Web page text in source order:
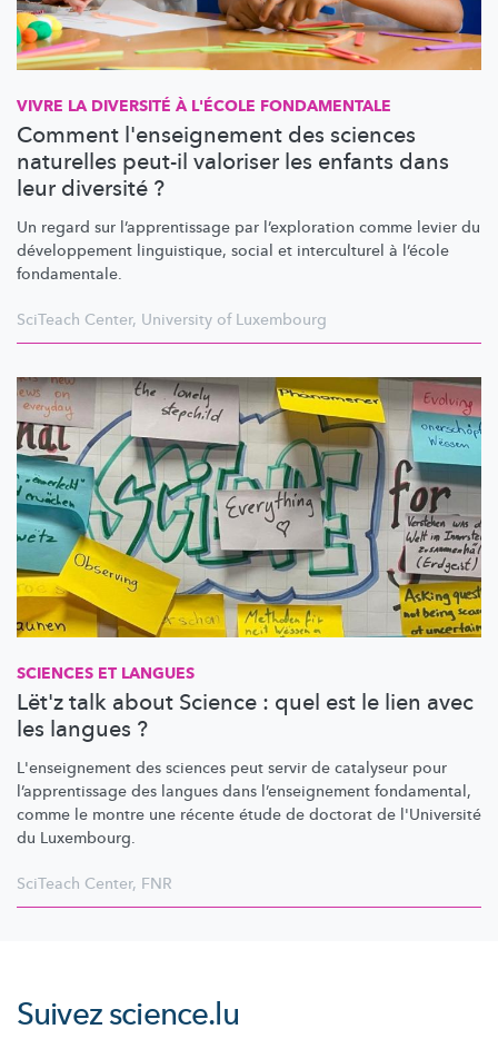
VIVRE LA DIVERSITÉ À L'ÉCOLE FONDAMENTALE
Comment l'enseignement des sciences
naturelles peut-il valoriser les enfants dans
leur diversité ?
Un regard sur l’apprentissage par l’exploration comme levier du
développement linguistique, social et interculturel à l’école
fondamentale.
SciTeach Center, University of Luxembourg
SCIENCES ET LANGUES
Lët'z talk about Science : quel est le lien avec
les langues ?
L'enseignement des sciences peut servir de catalyseur pour
l’apprentissage des langues dans l’enseignement fondamental,
comme le montre une récente étude de doctorat de l'Université
du Luxembourg.
SciTeach Center, FNR
Suivezscience.lu